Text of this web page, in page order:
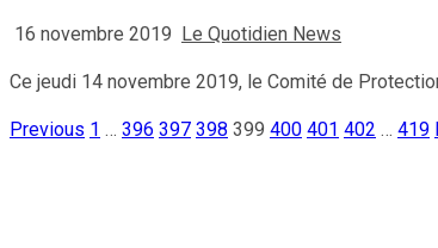
16 novembre 2019 Le Quotidien News
Ce jeudi 14 novembre 2019, le Comité de
Pagination
Previous 1 … 396 397 398 399 400 401 402 … 419